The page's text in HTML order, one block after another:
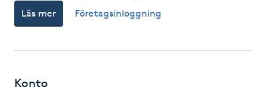
Gellack
Gravidmassage
Läs mer Företagsinloggning
Konto